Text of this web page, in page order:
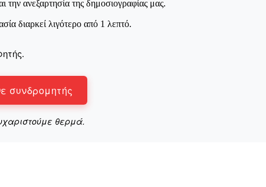
την ανεξαρτησία της δημοσιογραφίας μας.
διαρκεί λιγότερο από 1 λεπτό.
συνδρομητής
θερμά.